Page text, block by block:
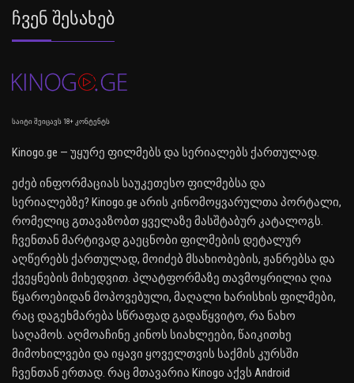
Ჩვენ Შესახებ
საიტი შეიცავს 18+ კონტენტს
Kinogo.ge — უყურე ფილმებს და სერიალებს ქართულად.
ეძებ ინფორმაციას საუკეთესო ფილმებსა და
სერიალებზე? Kinogo.ge არის კინომოყვარულთა პორტალი,
რომელიც გთავაზობთ ყველაზე მასშტაბურ კატალოგს.
ჩვენთან მარტივად გაეცნობი ფილმების დეტალურ
აღწერებს ქართულად, მოიძებ მსახიობების, ჟანრებსა და
ქვეყნების მიხედვით. პლატფორმაზე თავმოყრილია ღია
წყაროებიდან მოპოვებული, მაღალი ხარისხის ფილმები,
რაც დაგეხმარება სწრაფად გადაწყვიტო, რა ნახო
საღამოს. აღმოაჩინე კინოს სიახლეები, წაიკითხე
მიმოხილვები და იყავი ყოველთვის საქმის კურსში
ჩვენთან ერთად. რაც მთავარია Kinogo აქვს Android